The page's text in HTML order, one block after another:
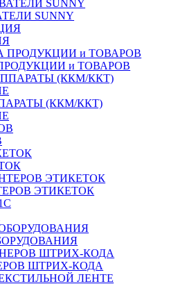
SUNNY
и ТОВАРОВ
(ККМ/ККТ)
ЭТИКЕТОК
ШТРИХ-КОДА